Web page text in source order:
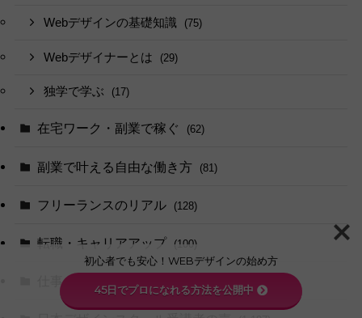
Webデザインの基礎知識 (75)
Webデザイナーとは (29)
独学で学ぶ (17)
在宅ワーク・副業で稼ぐ (62)
副業で叶える自由な働き方 (81)
フリーランスのリアル (128)
転職・キャリアアップ (100)
仕事の考え方・スキル
初心者でも安心！WEBデザインの始め方
45日でプロになれる方法を公開中